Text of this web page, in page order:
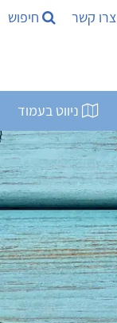
צרו קשר חיפוש
ניווט בעמוד